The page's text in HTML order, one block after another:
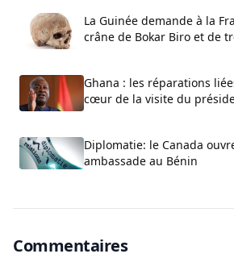
La Guinée demande à la
crâne de Bokar Biro et de
Ghana : les réparations
cœur de la visite du
Diplomatie: le Canada
ambassade au Bénin
Commentaires